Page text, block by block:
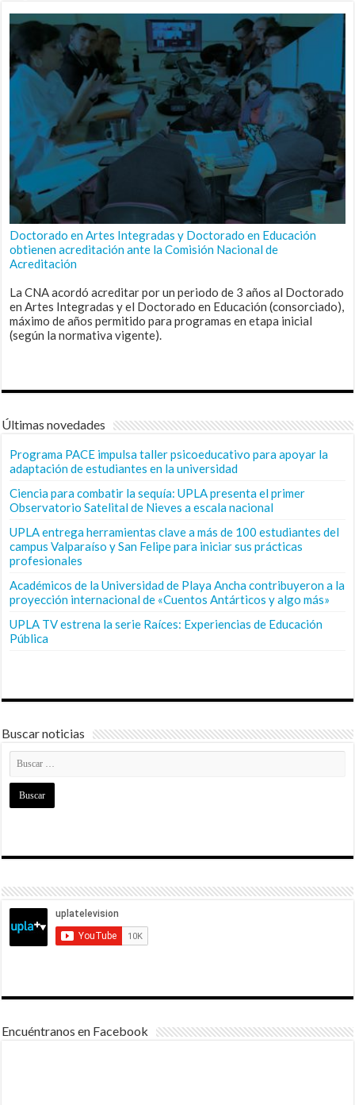
Doctorado en Artes Integradas y Doctorado en Educación
obtienen acreditación ante la Comisión Nacional de
Acreditación
La CNA acordó acreditar por un periodo de 3 años al Doctorado
en Artes Integradas y el Doctorado en Educación (consorciado),
máximo de años permitido para programas en etapa inicial
(según la normativa vigente).
Últimas novedades
Programa PACE impulsa taller psicoeducativo para apoyar la
adaptación de estudiantes en la universidad
Ciencia para combatir la sequía: UPLA presenta el primer
Observatorio Satelital de Nieves a escala nacional
UPLA entrega herramientas clave a más de 100 estudiantes del
campus Valparaíso y San Felipe para iniciar sus prácticas
profesionales
Académicos de la Universidad de Playa Ancha contribuyeron a la
proyección internacional de «Cuentos Antárticos y algo más»
UPLA TV estrena la serie Raíces: Experiencias de Educación
Pública
Buscar noticias
Encuéntranos en Facebook